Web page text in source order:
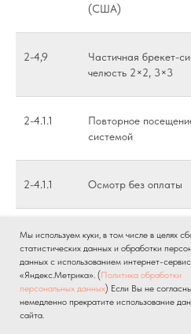
(США)
2-4,9
Частичная брекет-
челюсть 2×2, 3×3
2-4.1.1
Повторное
системой
2-4.1.1 Осмотр без оплаты
2-4.1.10 Динамическое
2-4.1.11
Помощь при боли (не
врача)
Мы используем куки, в том числе в целях
статистических данных и обработки
данных с использованием интернет-
«Яндекс.Метрика». (Политика обработки
персональных данных) Если Вы не
немедленно прекратите использование
сайта.